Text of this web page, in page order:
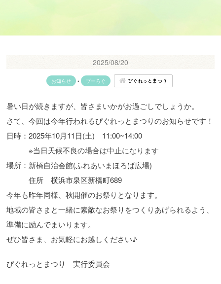
2025/08/20
お知らせ • ブーろぐ ぴぐれっとまつり
暑い日が続きますが、皆さまいかがお過ごしでしょうか。
さて、今回は今年行われるぴぐれっとまつりのお知らせです！
日時：2025年10月11日(土) 11:00~14:00
※当日天候不良の場合は中止になります
場所：新橋自治会館(ふれあいまほろば広場)
住所 横浜市泉区新橋町689
今年も昨年同様、秋開催のお祭りとなります。
地域の皆さまと一緒に素敵なお祭りをつくりあげられるよう、
準備に励んでまいります。
ぜひ皆さま、お気軽にお越しください♪
ぴぐれっとまつり 実行委員会